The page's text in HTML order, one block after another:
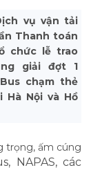
vụ vận tải
Thanh toán
chức lễ trao
giải đợt 1
chạm thẻ
Hà Nội và Hồ
trọng, ấm cúng
NAPAS, các